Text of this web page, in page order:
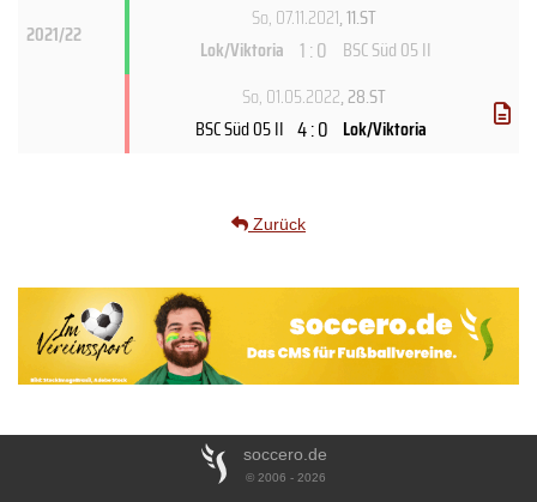
2021/22
So, 07.11.2021, 11.ST
Lok/Viktoria 1 : 0 BSC Süd 05 II
So, 01.05.2022, 28.ST
BSC Süd 05 II 4 : 0 Lok/Viktoria
Zurück
soccero.de
© 2006 - 2026